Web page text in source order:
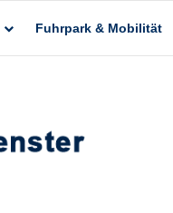
Fuhrpark & Mobilität